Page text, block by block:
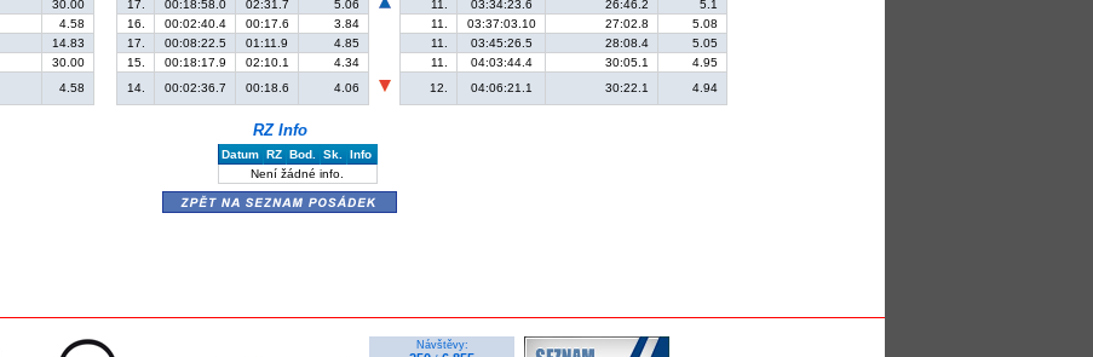
30.00 17. 00:18:58.0 02:31.7 5.06 11. 03:34:23.6 26:46.2
5.1
4.58 16. 00:02:40.4 00:17.6 3.84 11. 03:37:03.10 27:02.8
5.08
14.83 17. 00:08:22.5 01:11.9 4.85 11. 03:45:26.5 28:08.4
5.05
30.00 15. 00:18:17.9 02:10.1 4.34 11. 04:03:44.4 30:05.1
4.95
4.58 14. 00:02:36.7 00:18.6 4.06 12. 04:06:21.1 30:22.1 4.94
RZ Info
Datum RZ Bod. Sk.
Info
Není žádné info.
zpět na seznam posádek
Návštěvy: